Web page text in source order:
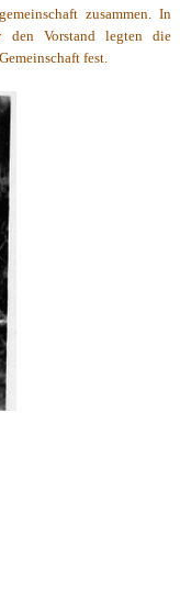
zusammen. In
den Vorstand legten die
fest.